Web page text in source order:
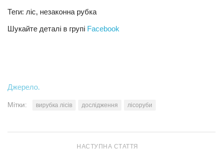
Теги: ліс, незаконна рубка
Шукайте деталі в групі Facebook
Джерело.
Мітки: вирубка лісів дослідження лісоруби
НАСТУПНА СТАТТЯ